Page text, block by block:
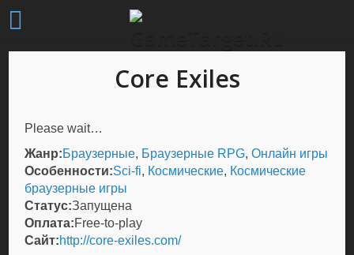
Core Exiles
Please wait…
Жанр:Браузерные, Браузерные RPG,Онлайн игры
Особенности:Sci-fi, Космические, Космические
браузерные игры
Статус:Запущена
Оплата:Free-to-play
Сайт:http://core-exiles.com/